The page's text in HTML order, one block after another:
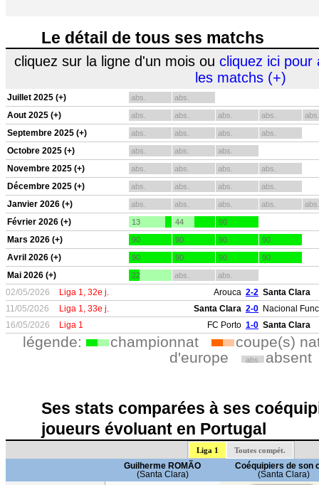
Le détail de tous ses matchs
cliquez sur la ligne d'un mois ou cliquez ici pour
les matchs (+)
Juillet 2025 (+) abs. abs.
Aout 2025 (+) abs. abs. abs. abs. abs.
Septembre 2025 (+) abs. abs. abs. abs.
Octobre 2025 (+) abs. abs. abs.
Novembre 2025 (+) abs. abs. abs. abs.
Décembre 2025 (+) abs. abs. abs. abs.
Janvier 2026 (+) abs. abs. abs. abs. abs.
Février 2026 (+) 13 44 90
Mars 2026 (+) 90 90 90 90
Avril 2026 (+) 90 90 90 90
Mai 2026 (+) 22 abs. abs.
02/05/2026 Liga 1, 32e j. Arouca 2-2 Santa Clara
11/05/2026
Liga 1, 33e j. Santa Clara 2-0 Nacional
16/05/2026
Liga 1 FC Porto 1-0 Santa Clara
légende: championnat
coupe(s)
d'europe
abs. absent
Ses stats comparées à ses
joueurs évoluant en Portugal
Liga 1 Toutes compét.
Guilherme ROMÃO
(Santa Clara)
Coéquipiers de son
(Santa Clara)